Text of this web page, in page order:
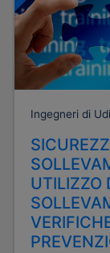
Ingegneri di
UTILIZZO